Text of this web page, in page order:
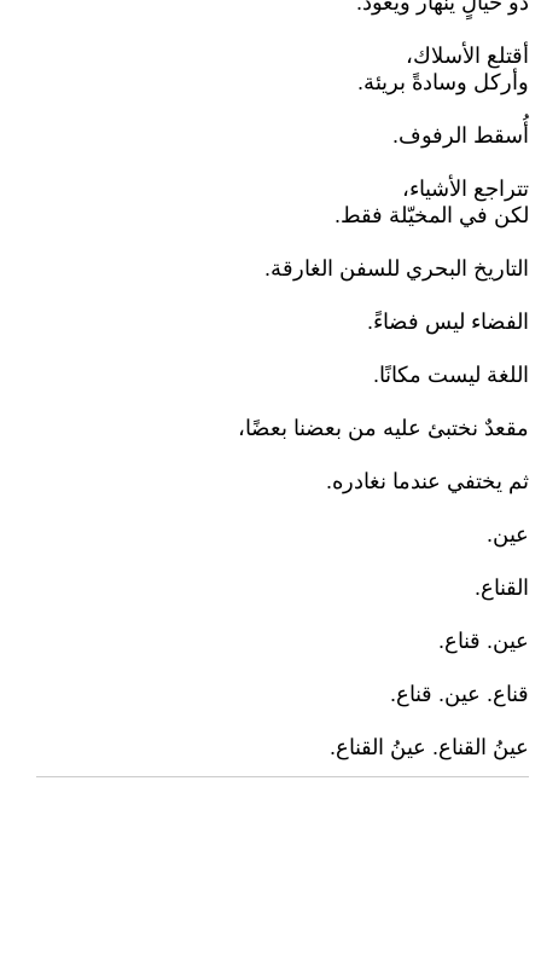
أقتلع الأسلاك،
وأركل وسادةً بريئة.
أُسقط الرفوف.
تتراجع الأشياء،
لكن في المخيّلة فقط.
التاريخ البحري للسفن الغارقة.
الفضاء ليس فضاءً.
اللغة ليست مكانًا.
مقعدٌ نختبئ عليه من بعضنا بعضًا،
ثم يختفي عندما نغادره.
عين.
القناع.
عين. قناع.
قناع. عين. قناع.
عينُ القناع. عينُ القناع.